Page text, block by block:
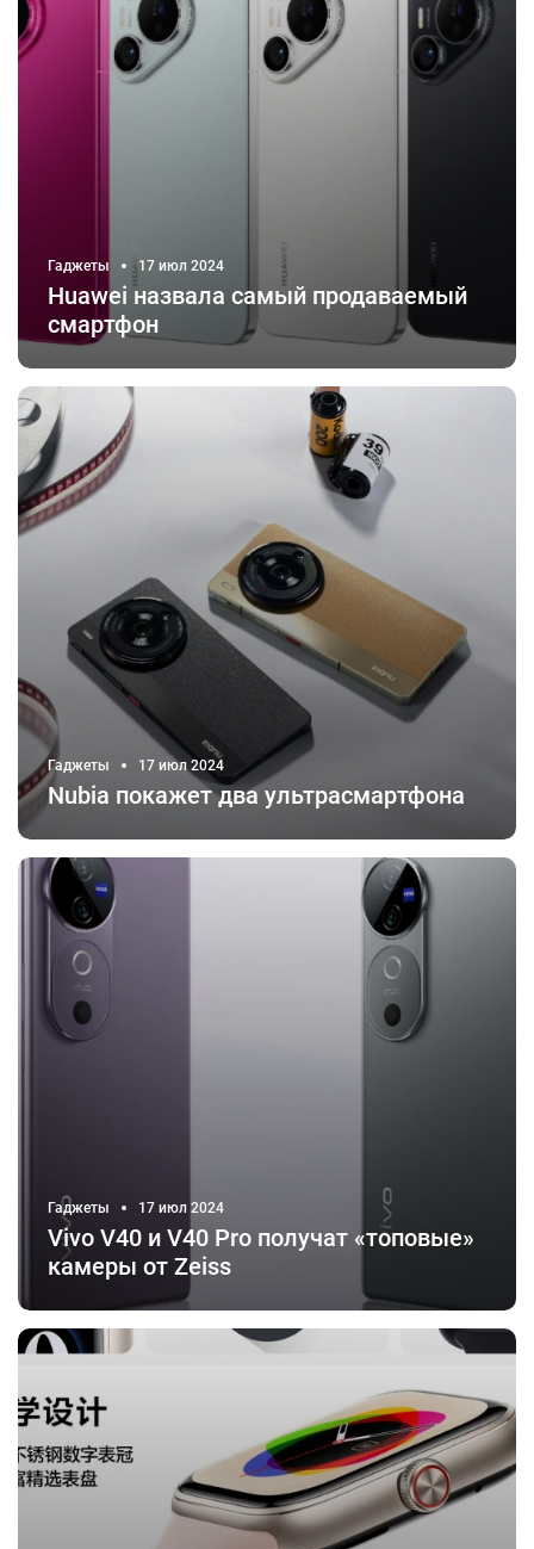
Гаджеты 17 июл 2024
Huawei назвала самый продаваемый
смартфон
Гаджеты 17 июл 2024
Nubia покажет два ультрасмартфона
Гаджеты 17 июл 2024
Vivo V40 и V40 Pro получат «топовые»
камеры от Zeiss